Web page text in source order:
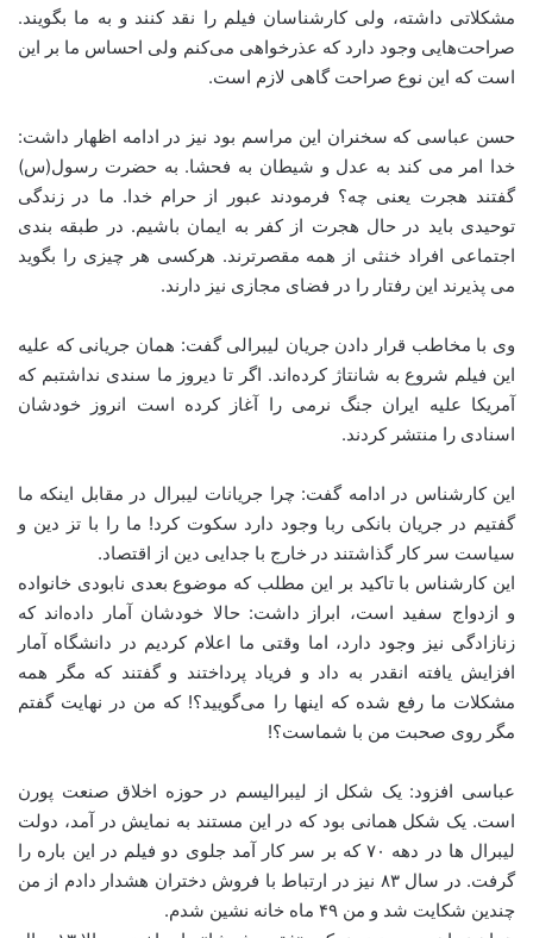
مشکلاتی داشته، ولی کارشناسان فیلم را نقد کنند و به ما بگویند.
صراحت‌هایی وجود دارد که عذرخواهی می‌کنم ولی احساس ما بر این
است که این نوع صراحت گاهی لازم است.
حسن عباسی که سخنران این مراسم بود نیز در ادامه اظهار داشت:
خدا امر می کند به عدل و شیطان به فحشا. به حضرت رسول(س)
گفتند هجرت یعنی چه؟ فرمودند عبور از حرام خدا. ما در زندگی
توحیدی باید در حال هجرت از کفر به ایمان باشیم. در طبقه بندی
اجتماعی افراد خنثی از همه مقصرترند. هرکسی هر چیزی را بگوید
می پذیرند این رفتار را در فضای مجازی نیز دارند.
وی با مخاطب قرار دادن جریان لیبرالی گفت: همان جریانی که علیه
این فیلم شروع به شانتاژ کرده‌اند. اگر تا دیروز ما سندی نداشتبم که
آمریکا علیه ایران جنگ نرمی را آغاز کرده است انروز خودشان
اسنادی را منتشر کردند.
این کارشناس در ادامه گفت: چرا جریانات لیبرال در مقابل اینکه ما
گفتیم در جریان بانکی ربا وجود دارد سکوت کرد! ما را با تز دین و
سیاست سر کار گذاشتند در خارج با جدایی دین از اقتصاد.
این کارشناس با تاکید بر این مطلب که موضوع بعدی نابودی خانواده
و ازدواج سفید است، ابراز داشت: حالا خودشان آمار داده‌اند که
زنازادگی نیز وجود دارد، اما وقتی ما اعلام کردیم در دانشگاه آمار
افزایش یافته انقدر به داد و فریاد پرداختند و گفتند که مگر همه
مشکلات ما رفع شده که اینها را می‌گویید؟! که من در نهایت گفتم
مگر روی صحبت من با شماست؟!
عباسی افزود: یک شکل از لیبرالیسم در حوزه اخلاق صنعت پورن
است. یک شکل همانی بود که در این مستند به نمایش در آمد، دولت
لیبرال ها در دهه ۷۰ که بر سر کار آمد جلوی دو فیلم در این باره را
گرفت. در سال ۸۳ نیز در ارتباط با فروش دختران هشدار دادم از من
چندین شکایت شد و من ۴۹ ماه خانه نشین شدم.